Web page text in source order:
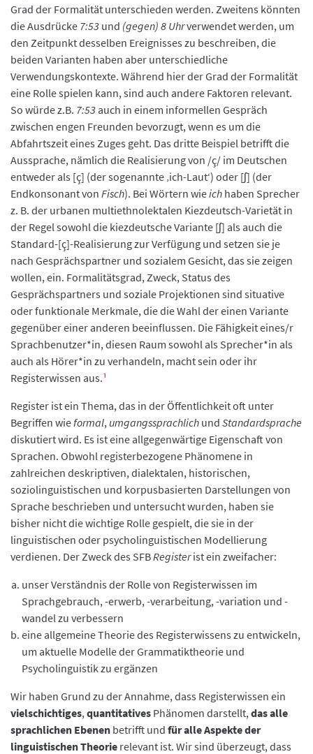
Grad der Formalität unterschieden werden. Zweitens könnten
die Ausdrücke 7:53 und (gegen) 8 Uhrverwendet werden, um
den Zeitpunkt desselben Ereignisses zu beschreiben, die
beiden Varianten haben aber unterschiedliche
Verwendungskontexte. Während hier der Grad der Formalität
eine Rolle spielen kann, sind auch andere Faktoren relevant.
So würde z.B. 7:53 auch in einem informellen Gespräch
zwischen engen Freunden bevorzugt, wenn es um die
Abfahrtszeit eines Zuges geht. Das dritte Beispiel betrifft die
Aussprache, nämlich die Realisierung von /ç/ im Deutschen
entweder als [ç] (der sogenannte ‚ich-Laut‘) oder [ʃ] (der
Endkonsonant von Fisch). Bei Wörtern wieich haben Sprecher
z. B. der urbanen multiethnolektalen Kiezdeutsch-Varietät in
der Regel sowohl die kiezdeutsche Variante [ʃ] als auch die
Standard-[ç]-Realisierung zur Verfügung und setzen sie je
nach Gesprächspartner und sozialem Gesicht, das sie zeigen
wollen, ein. Formalitätsgrad, Zweck, Status des
Gesprächspartners und soziale Projektionen sind situative
oder funktionale Merkmale, die die Wahl der einen Variante
gegenüber einer anderen beeinflussen. Die Fähigkeit eines/r
Sprachbenutzer*in, diesen Raum sowohl als Sprecher*in als
auch als Hörer*in zu verhandeln, macht sein oder ihr
Registerwissen aus.¹
Register ist ein Thema, das in der Öffentlichkeit oft unter
Begriffen wieformal, umgangssprachlich und Standardsprache
diskutiert wird. Es ist eine allgegenwärtige Eigenschaft von
Sprachen. Obwohl registerbezogene Phänomene in
zahlreichen deskriptiven, dialektalen, historischen,
soziolinguistischen und korpusbasierten Darstellungen von
Sprache beschrieben und untersucht wurden, haben sie
bisher nicht die wichtige Rolle gespielt, die sie in der
linguistischen oder psycholinguistischen Modellierung
verdienen. Der Zweck des SFBRegisterist ein zweifacher:
unser Verständnis der Rolle von Registerwissen im
Sprachgebrauch, -erwerb, -verarbeitung, -variation und -
wandel zu verbessern
eine allgemeine Theorie des Registerwissens zu entwickeln,
um aktuelle Modelle der Grammatiktheorie und
Psycholinguistik zu ergänzen
Wir haben Grund zu der Annahme, dass Registerwissen ein
vielschichtiges,quantitatives Phänomen darstellt,das alle
sprachlichen Ebenen betrifft und für alle Aspekte der
linguistischen Theorie relevant ist. Wir sind überzeugt, dass